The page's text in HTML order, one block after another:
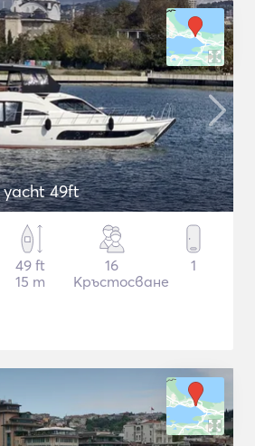
49ft
49 ft
15 m
16
Кръстосване
1